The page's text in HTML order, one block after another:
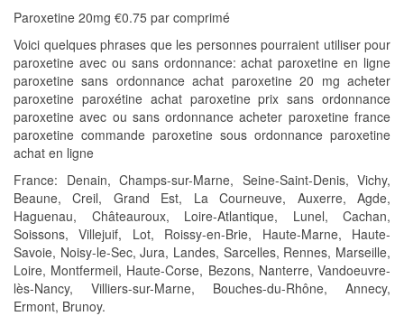
Paroxetine 20mg €0.75 par comprimé
Voici quelques phrases que les personnes pourraient utiliser pour
paroxetine avec ou sans ordonnance: achat paroxetine en ligne
paroxetine sans ordonnance achat paroxetine 20 mg acheter
paroxetine paroxétine achat paroxetine prix sans ordonnance
paroxetine avec ou sans ordonnance acheter paroxetine france
paroxetine commande paroxetine sous ordonnance paroxetine
achat en ligne
France: Denain, Champs-sur-Marne, Seine-Saint-Denis, Vichy,
Beaune, Creil, Grand Est, La Courneuve, Auxerre, Agde,
Haguenau, Châteauroux, Loire-Atlantique, Lunel, Cachan,
Soissons, Villejuif, Lot, Roissy-en-Brie, Haute-Marne, Haute-
Savoie, Noisy-le-Sec, Jura, Landes, Sarcelles, Rennes, Marseille,
Loire, Montfermeil, Haute-Corse, Bezons, Nanterre, Vandoeuvre-
lès-Nancy, Villiers-sur-Marne, Bouches-du-Rhône, Annecy,
Ermont, Brunoy.